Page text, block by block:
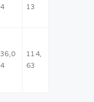
4
13
36,0
4
114,
63